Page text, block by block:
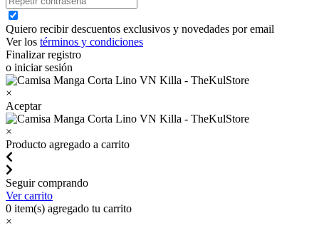
Quiero recibir descuentos exclusivos y novedades por email
Ver los términos y condiciones
Finalizar registro
o iniciar sesión
×
Aceptar
×
Producto agregado a carrito
Seguir comprando
Ver carrito
0 item(s) agregado tu carrito
×